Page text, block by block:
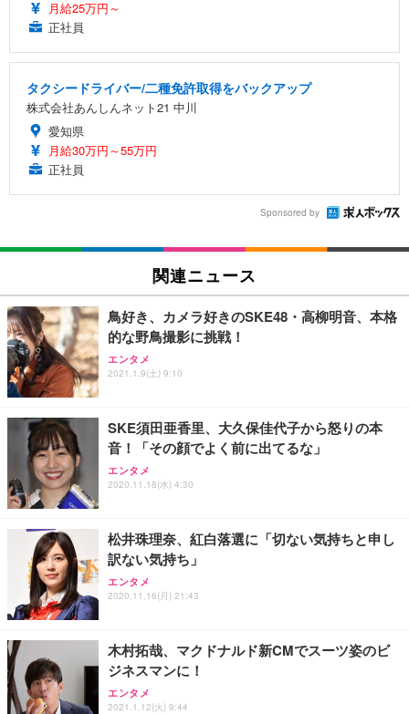
月給25万円～
正社員
タクシードライバー/二種免許取得をバックアップ
株式会社あんしんネット21 中川
愛知県
月給30万円～55万円
正社員
Sponsored by
関連ニュース
鳥好き、カメラ好きのSKE48・高柳明音、本格
的な野鳥撮影に挑戦！
エンタメ
2021.1.9(土) 9:10
SKE須田亜香里、大久保佳代子から怒りの本
音！「その顔でよく前に出てるな」
エンタメ
2020.11.18(水) 4:30
松井珠理奈、紅白落選に「切ない気持ちと申し
訳ない気持ち」
エンタメ
2020.11.16(月) 21:43
木村拓哉、マクドナルド新CMでスーツ姿のビ
ジネスマンに！
エンタメ
2021.1.12(火) 9:44